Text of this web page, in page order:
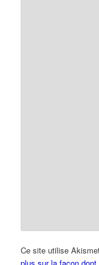
Ce site utilise